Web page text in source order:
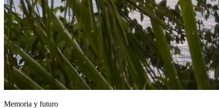
Memoria y futuro